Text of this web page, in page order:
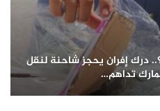
درك إفران يحجز شاحنة لنقل
تداهم…